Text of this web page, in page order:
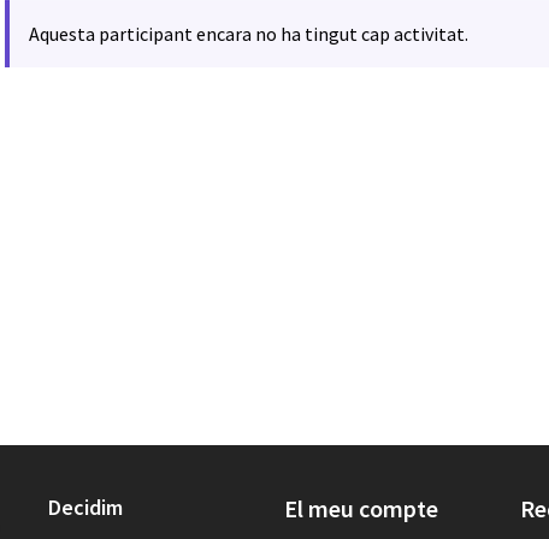
Aquesta participant encara no ha tingut cap activitat.
Decidim El meu compte